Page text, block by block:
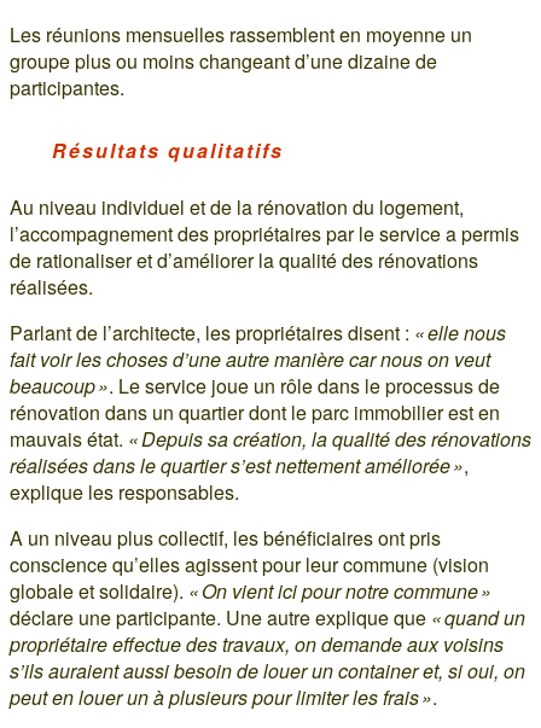
Les réunions mensuelles rassemblent en moyenne un
groupe plus ou moins changeant d’une dizaine de
participantes.
Résultats qualitatifs
Au niveau individuel et de la rénovation du logement,
l’accompagnement des propriétaires par le service a permis
de rationaliser et d’améliorer la qualité des rénovations
réalisées.
Parlant de l’architecte, les propriétaires disent : « elle nous
fait voir les choses d’une autre manière car nous on veut
beaucoup ». Le service joue un rôle dans le processus de
rénovation dans un quartier dont le parc immobilier est en
mauvais état. « Depuis sa création, la qualité des rénovations
réalisées dans le quartier s’est nettement améliorée »,
explique les responsables.
A un niveau plus collectif, les bénéficiaires ont pris
conscience qu’elles agissent pour leur commune (vision
globale et solidaire). « On vient ici pour notre commune »
déclare une participante. Une autre explique que « quand un
propriétaire effectue des travaux, on demande aux voisins
s’ils auraient aussi besoin de louer un container et, si oui, on
peut en louer un à plusieurs pour limiter les frais ».